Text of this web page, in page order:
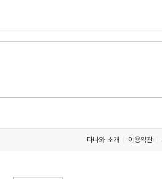
다나와 소개 이용약관